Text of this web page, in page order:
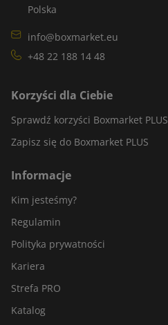
Polska
info@boxmarket.eu
+48 22 188 14 48
Korzyści dla Ciebie
Sprawdź korzyści Boxmarket PLUS
Zapisz się do Boxmarket PLUS
Informacje
Kim jesteśmy?
Regulamin
Polityka prywatności
Kariera
Strefa PRO
Katalog